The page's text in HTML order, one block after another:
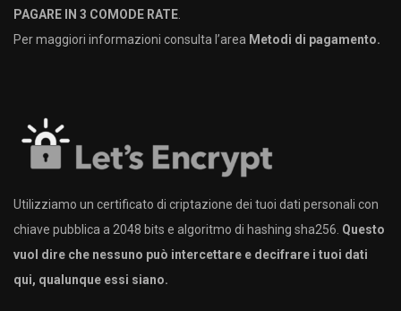
PAGARE IN 3 COMODE RATE
Per maggiori informazioni consulta l’area Metodi di pagamento.
Utilizziamo un certificato di criptazione dei tuoi dati personali con
chiave pubblica a 2048 bits e algoritmo di hashing sha256. Questo
vuol dire che nessuno può intercettare e decifrare i tuoi dati
qui, qualunque essi siano.